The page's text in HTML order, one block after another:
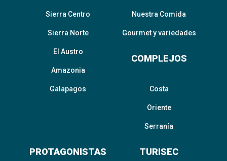
Sierra Centro
Sierra Norte
El Austro
Amazonia
Galapagos
Nuestra Comida
Gourmet y variedades
COMPLEJOS
Costa
Oriente
Serranía
PROTAGONISTAS TURISEC